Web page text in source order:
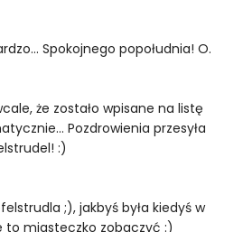
Spokojnego popołudnia! O.
że zostało wpisane na listę
Pozdrowienia przesyła
:)
;), jakbyś była kiedyś w
miasteczko zobaczyć :)